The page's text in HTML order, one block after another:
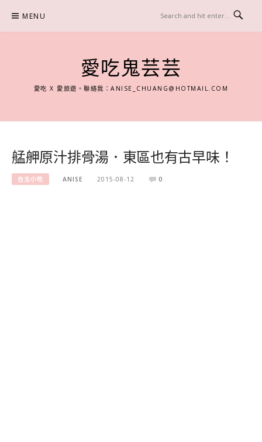
content
MENU
愛吃鬼芸芸
愛吃 X 愛旅遊。聯絡我：ANISE_CHUANG@HOTMAIL.COM
艋舺原汁排骨湯．東區也有古早味！
台北小吃 ANISE 2015-08-12 0